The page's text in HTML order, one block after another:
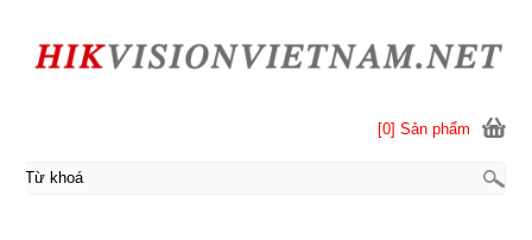
[0] Sản phẩm